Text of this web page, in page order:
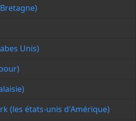
Unis)
(les états-unis d'Amérique)